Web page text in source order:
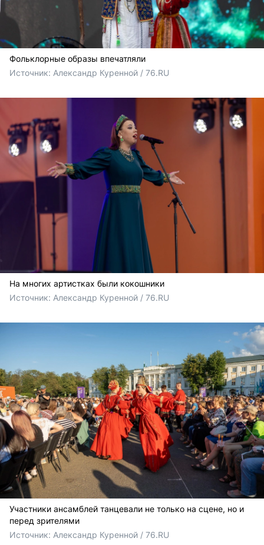
Фольклорные образы впечатляли
Источник: Александр Куренной / 76.RU
На многих артистках были кокошники
Источник: Александр Куренной / 76.RU
Участники ансамблей танцевали не только на сцене, но и
перед зрителями
Источник: Александр Куренной / 76.RU